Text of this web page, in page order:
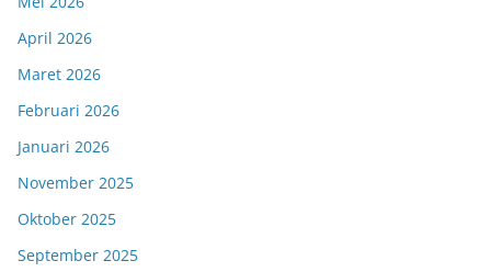
April 2026
Maret 2026
Februari 2026
Januari 2026
November 2025
Oktober 2025
September 2025